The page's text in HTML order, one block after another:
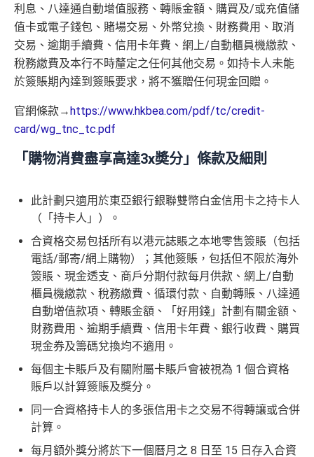
利息、八達通自動增值服務、轉賬金額、購買及/或充值儲
值卡或電子錢包、賭場交易、外幣兌換、財務費用、取消
交易、逾期手續費、信用卡年費、網上/自動櫃員機繳款、
稅務繳費及本行不時釐定之任何其他交易。如持卡人未能
於簽賬期內達到簽賬要求，將不獲贈任何現金回贈。
官網條款→https://www.hkbea.com/pdf/tc/credit-
card/wg_tnc_tc.pdf
「購物消費盡享高達3x奬分」條款及細則
此計劃只適用於東亞銀行銀聯雙幣白金信用卡之持卡人
（「持卡人」）。
合資格交易包括所有以港元誌賬之本地零售簽賬（包括
電話/郵寄/網上購物）；其他簽賬，包括但不限於海外
簽賬、現金透支、商戶分期付款每月供款、網上/自動
櫃員機繳款、稅務繳費、循環付款、自動轉賬、八達通
自動增值款項、轉賬金額、「好用錢」計劃有關金額、
財務費用、逾期手續費、信用卡年費、銀行收費、購買
現金券及籌碼兌換均不適用。
每個主卡賬戶及有關附屬卡賬戶會被視為 1 個合資格
賬戶以計算簽賬及獎分。
同一合資格持卡人的多張信用卡之交易不得轉讓或合併
計算。
每月額外獎分將於下一個曆月之 8 日至 15 日存入合資